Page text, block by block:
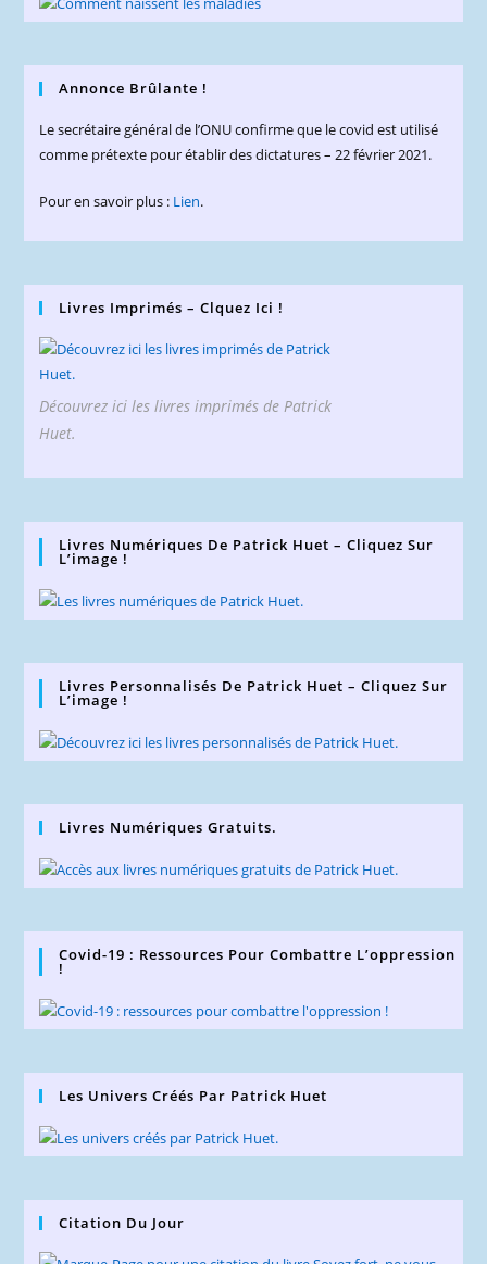
Annonce Brûlante !
Le secrétaire général de l’ONU confirme que le covid est utilisé
comme prétexte pour établir des dictatures – 22 février 2021.
Pour en savoir plus : Lien.
Livres Imprimés – Clquez Ici !
Découvrez ici les livres imprimés de Patrick
Huet.
Livres Numériques De Patrick Huet – Cliquez Sur
L’image !
Livres Personnalisés De Patrick Huet – Cliquez Sur
L’image !
Livres Numériques Gratuits.
Covid-19 : Ressources Pour Combattre L’oppression
!
Les Univers Créés Par Patrick Huet
Citation Du Jour